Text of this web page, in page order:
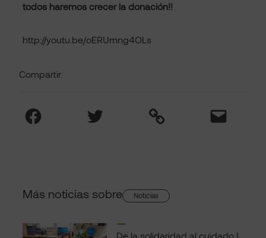
Compartir:
Facebook Twitter Link Mail
todos haremos crecer la donación!!
http://youtu.be/oERUmng4OLs
Más noticias sobre Noticias
De la solidaridad al cuidado |